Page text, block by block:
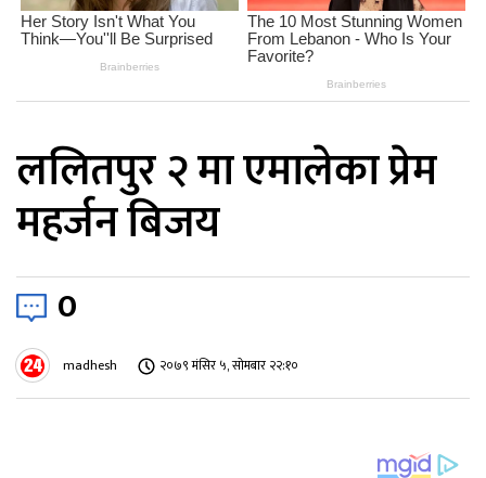
ललितपुर २ मा एमालेका प्रेम
महर्जन बिजय
0
madhesh २०७९ मंसिर ५, सोमबार २२:१०